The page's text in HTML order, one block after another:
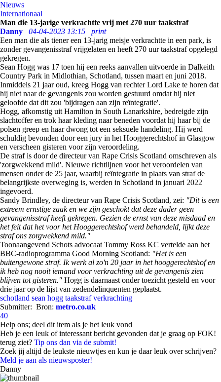
Nieuws
Internationaal
Man die 13-jarige verkrachtte vrij met 270 uur taakstraf
Danny
04-04-2023 13:15
print
Een man die als tiener een 13-jarig meisje verkrachtte in een park, is
zonder gevangenisstraf vrijgelaten en heeft 270 uur taakstraf opgelegd
gekregen.
Sean Hogg was 17 toen hij een reeks aanvallen uitvoerde in Dalkeith
Country Park in Midlothian, Schotland, tussen maart en juni 2018.
Inmiddels 21 jaar oud, kreeg Hogg van rechter Lord Lake te horen dat
hij niet naar de gevangenis zou worden gestuurd omdat hij niet
geloofde dat dit zou 'bijdragen aan zijn reïntegratie'.
Hogg, afkomstig uit Hamilton in South Lanarkshire, bedreigde zijn
slachtoffer en trok haar kleding naar beneden voordat hij haar bij de
polsen greep en haar dwong tot een seksuele handeling. Hij werd
schuldig bevonden door een jury in het Hooggerechtshof in Glasgow
en verscheen gisteren voor zijn veroordeling.
De straf is door de directeur van Rape Crisis Scotland omschreven als
'zorgwekkend mild'. Nieuwe richtlijnen voor het veroordelen van
mensen onder de 25 jaar, waarbij reïntegratie in plaats van straf de
belangrijkste overweging is, werden in Schotland in januari 2022
ingevoerd.
Sandy Brindley, de directeur van Rape Crisis Scotland, zei: "Dit is een
extreem ernstige zaak en we zijn geschokt dat deze dader geen
gevangenisstraf heeft gekregen. Gezien de ernst van deze misdaad en
het feit dat het voor het Hooggerechtshof werd behandeld, lijkt deze
straf ons zorgwekkend mild."
Toonaangevend Schots advocaat Tommy Ross KC vertelde aan het
BBC-radioprogramma Good Morning Scotland: "Het is een
buitengewone straf. Ik werk al zo'n 20 jaar in het hooggerechtshof en
ik heb nog nooit iemand voor verkrachting uit de gevangenis zien
blijven tot gisteren." Hogg is daarnaast onder toezicht gesteld en voor
drie jaar op de lijst van zedendelinquenten geplaatst.
schotland sean hogg taakstraf verkrachting
Submitter: Bron: metro.co.uk
40
Help ons; deel dit item als je het leuk vond
Heb je een leuk of interessant bericht gevonden dat je graag op FOK!
terug ziet? Tip ons dan via de submit!
Zoek jij altijd de leukste nieuwtjes en kun je daar leuk over schrijven?
Meld je aan als nieuwsposter!
Danny